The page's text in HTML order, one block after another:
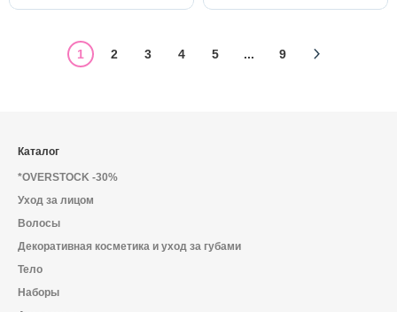
1 2 3 4 5 ... 9
Каталог
*OVERSTOCK -30%
Уход за лицом
Волосы
Декоративная косметика и уход за губами
Тело
Наборы